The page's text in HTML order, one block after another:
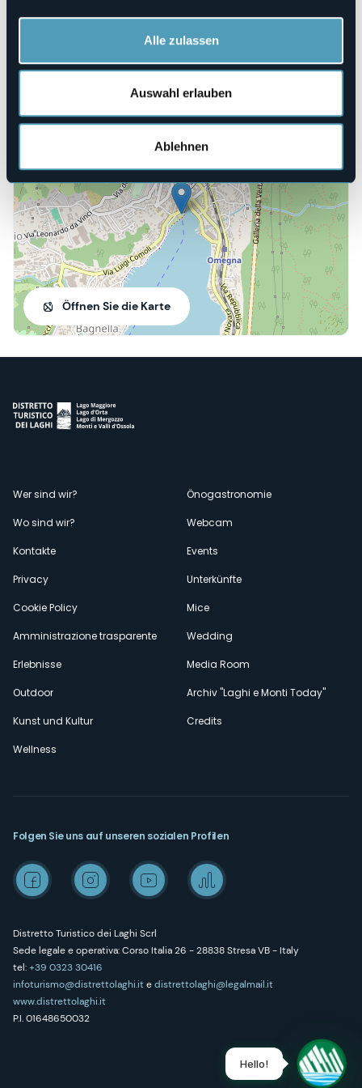
Alle zulassen
Auswahl erlauben
Ablehnen
traildellagodorta@gmail.com
28887 - Omegna (VB)
Öffnen Sie die Karte
Menù
secondario
Wer sind wir?
Wo sind wir?
Kontakte
Privacy
Cookie Policy
Amministrazione trasparente
Erlebnisse
Outdoor
Kunst und Kultur
Wellness
Önogastronomie
Webcam
Events
Unterkünfte
Mice
Wedding
Media Room
Archiv "Laghi e Monti Today"
Credits
Distretto Turistico dei Laghi Scrl
Sede legale e operativa: Corso Italia 26 - 28838 Stresa VB - Italy
tel:+39 0323 30416
infoturismo@distrettolaghi.itedistrettolaghi@legalmail.it
www.distrettolaghi.it
P.I. 01648650032
Folgen Sie uns auf unseren sozialen Profilen